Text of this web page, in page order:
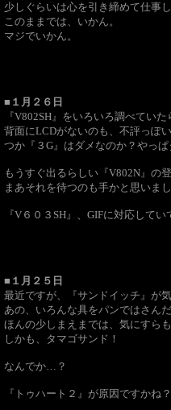
少しぐらいは心を引き締めて仕事し
このままでは、いかん。
マジでいかん。
■１月２６日
『V802SH』をいろいろ調べてい
背面にLCDがないのも、不評っぽ
つか『３G』はダメなのか？やっ
もうすぐ出るらしい『V802N』の
まあそれを待つのも手かと思いまし
『V６０３SH』、GIFに対応して
■１月２５日
最近ですが、『サンドイッチ』が
あの、いろんな具をパンではさんだ
ほんの少しまえまでは、気にすら
しかも、タマゴサンド！
なんでか…？
『トゥハート２』が原因ですかね